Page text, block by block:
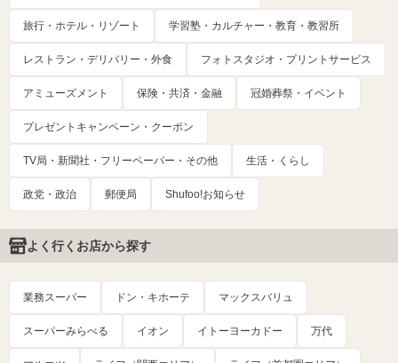
旅行・ホテル・リゾート 学習塾・カルチャー・教育・教習所
レストラン・デリバリー・外食 フォトスタジオ・プリントサービス
アミューズメント 保険・共済・金融 冠婚葬祭・イベント
プレゼントキャンペーン・クーポン
TV局・新聞社・フリーペーパー・その他 生活・くらし
政党・政治 郵便局 Shufoo!お知らせ
よく行くお店から探す
業務スーパー ドン・キホーテ マックスバリュ
スーパーみらべる イオン イトーヨーカドー 万代